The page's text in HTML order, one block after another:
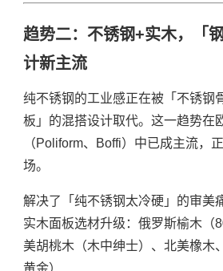
趋势二：不锈钢+实木，「
计新主流
纯不锈钢的工业感正在被「不锈钢
板」的混搭设计取代。这一趋势在
（Poliform、Boffi）中已成主流，
场。
解决了「纯不锈钢太冷硬」的审美
实木面板选材升级：俄罗斯榆木（
美胡桃木（木中绅士）、北美橡木